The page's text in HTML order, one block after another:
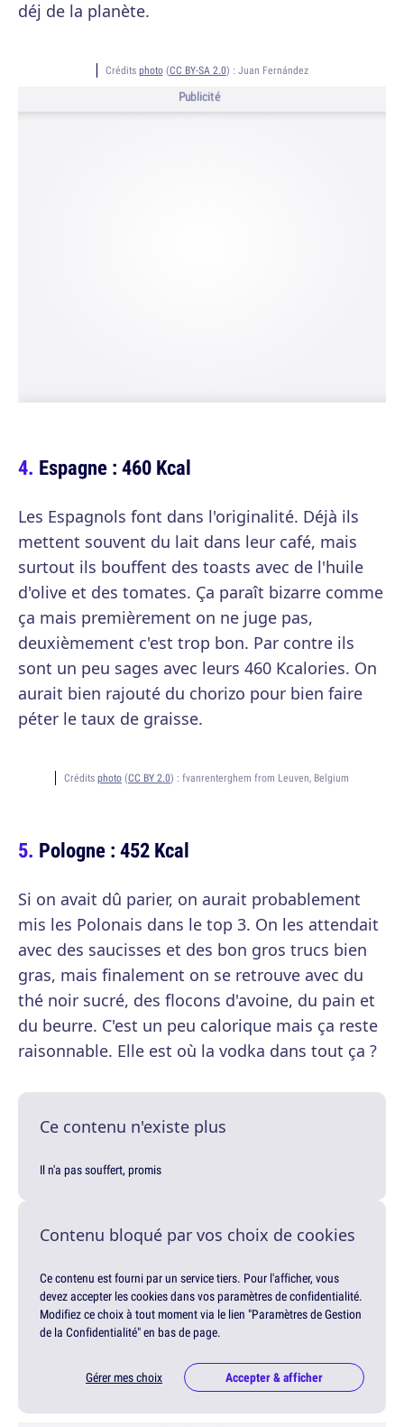
déj de la planète.
Crédits photo(CC BY-SA 2.0) : Juan Fernández
Publicité
Espagne : 460 Kcal
Les Espagnols font dans l'originalité. Déjà ils
mettent souvent du lait dans leur café, mais
surtout ils bouffent des toasts avec de l'huile
d'olive et des tomates. Ça paraît bizarre comme
ça mais premièrement on ne juge pas,
deuxièmement c'est trop bon. Par contre ils
sont un peu sages avec leurs 460 Kcalories. On
aurait bien rajouté du chorizo pour bien faire
péter le taux de graisse.
Crédits photo (CC BY 2.0) : fvanrenterghem from Leuven, Belgium
Pologne : 452 Kcal
Si on avait dû parier, on aurait probablement
mis les Polonais dans le top 3. On les attendait
avec des saucisses et des bon gros trucs bien
gras, mais finalement on se retrouve avec du
thé noir sucré, des flocons d'avoine, du pain et
du beurre. C'est un peu calorique mais ça reste
raisonnable. Elle est où la vodka dans tout ça ?
Ce contenu n'existe plus
Il n'a pas souffert, promis
Contenu bloqué par vos choix de cookies
Ce contenu est fourni par un service tiers. Pour l'afficher, vous
devez accepter les cookies dans vos paramètres de confidentialité.
Modifiez ce choix à tout moment via le lien "Paramètres de Gestion
de la Confidentialité" en bas de page.
Gérer mes choix Accepter & afficher